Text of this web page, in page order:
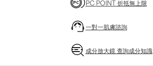
PC POINT 折抵無上限
一對一肌膚諮詢
成分放大鏡 查詢成分知識